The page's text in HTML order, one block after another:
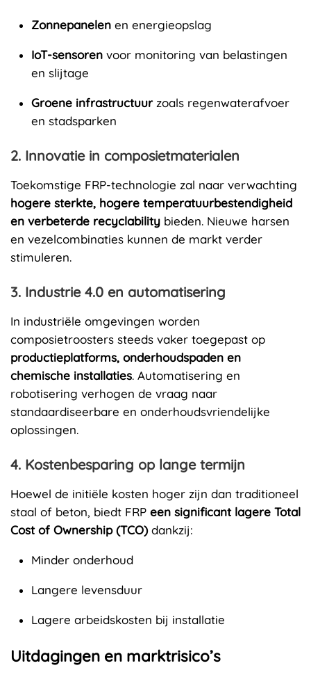
Zonnepanelen en energieopslag
IoT-sensoren voor monitoring van belastingen
en slijtage
Groene infrastructuurzoals regenwaterafvoer
en stadsparken
2. Innovatie in composietmaterialen
Toekomstige FRP-technologie zal naar verwachting
hogere sterkte, hogere temperatuurbestendigheid
en verbeterde recyclability bieden. Nieuwe harsen
en vezelcombinaties kunnen de markt verder
stimuleren.
3. Industrie 4.0 en automatisering
In industriële omgevingen worden
composietroosters steeds vaker toegepast op
productieplatforms, onderhoudspaden en
chemische installaties. Automatisering en
robotisering verhogen de vraag naar
standaardiseerbare en onderhoudsvriendelijke
oplossingen.
4. Kostenbesparing op lange termijn
Hoewel de initiële kosten hoger zijn dan traditioneel
staal of beton, biedt FRP een significant lagere Total
Cost of Ownership (TCO)dankzij:
Minder onderhoud
Langere levensduur
Lagere arbeidskosten bij installatie
Uitdagingen en marktrisico’s